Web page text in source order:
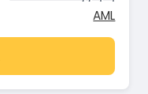
AML